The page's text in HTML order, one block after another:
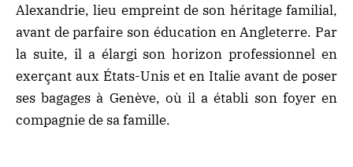
Alexandrie, lieu empreint de son héritage familial,
avant de parfaire son éducation en Angleterre. Par
la suite, il a élargi son horizon professionnel en
exerçant aux États-Unis et en Italie avant de poser
ses bagages à Genève, où il a établi son foyer en
compagnie de sa famille.